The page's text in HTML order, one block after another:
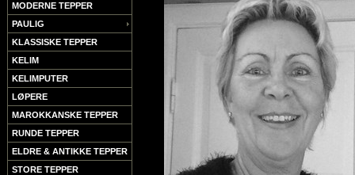
MODERNE TEPPER
PAULIG
KLASSISKE TEPPER
KELIM
KELIMPUTER
LØPERE
MAROKKANSKE TEPPER
RUNDE TEPPER
ELDRE & ANTIKKE TEPPER
STORE TEPPER